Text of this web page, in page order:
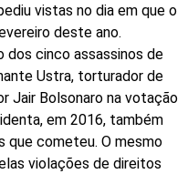
vistas no dia em que o
deste ano.
dos cinco assassinos de
Ustra, torturador de
Jair Bolsonaro na votação
em 2016, também
que cometeu. O mesmo
violações de direitos